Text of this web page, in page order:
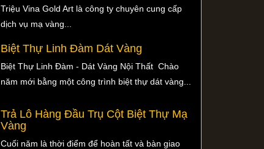
Triệu Vina Gold Art là công ty chuyên cung cấp
dịch vụ mạ vàng...
Biệt Thự Linh Đàm Dát Vàng
Biệt Thự Linh Đàm - Dát Vàng Nội Thất Chào
năm mới bằng một công trình biệt thự dát vàng...
Trả Lô Hàng Đầu Trụ Cột Biệt Thự Mạ
Vàng
Cuối năm là thời điểm để hoàn tất và bàn giao